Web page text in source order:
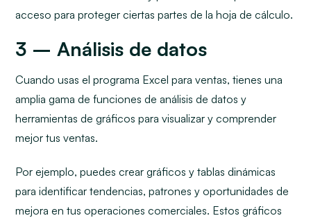
acceso para proteger ciertas partes de la hoja de cálculo.
3 – Análisis de datos
Cuando usas el programa Excel para ventas, tienes una
amplia gama de funciones de análisis de datos y
herramientas de gráficos para visualizar y comprender
mejor tus ventas.
Por ejemplo, puedes crear gráficos y tablas dinámicas
para identificar tendencias, patrones y oportunidades de
mejora en tus operaciones comerciales. Estos gráficos